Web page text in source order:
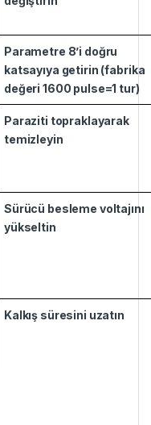
Parametre 8’i doğru
katsayıya getirin (fabrika
değeri 1600 pulse=1 tur)
Paraziti topraklayarak
temizleyin
Sürücü besleme voltajını
yükseltin
Kalkış süresini uzatın